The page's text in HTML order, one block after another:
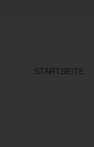
STARTSEITE